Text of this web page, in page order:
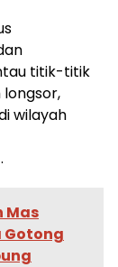
titik-titik
wilayah
Mas
Gotong